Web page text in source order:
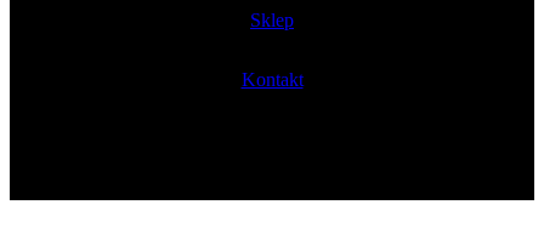
Sklep
Kontakt